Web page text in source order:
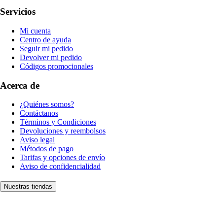
Servicios
Mi cuenta
Centro de ayuda
Seguir mi pedido
Devolver mi pedido
Códigos promocionales
Acerca de
¿Quiénes somos?
Contáctanos
Términos y Condiciones
Devoluciones y reembolsos
Aviso legal
Métodos de pago
Tarifas y opciones de envío
Aviso de confidencialidad
Nuestras tiendas